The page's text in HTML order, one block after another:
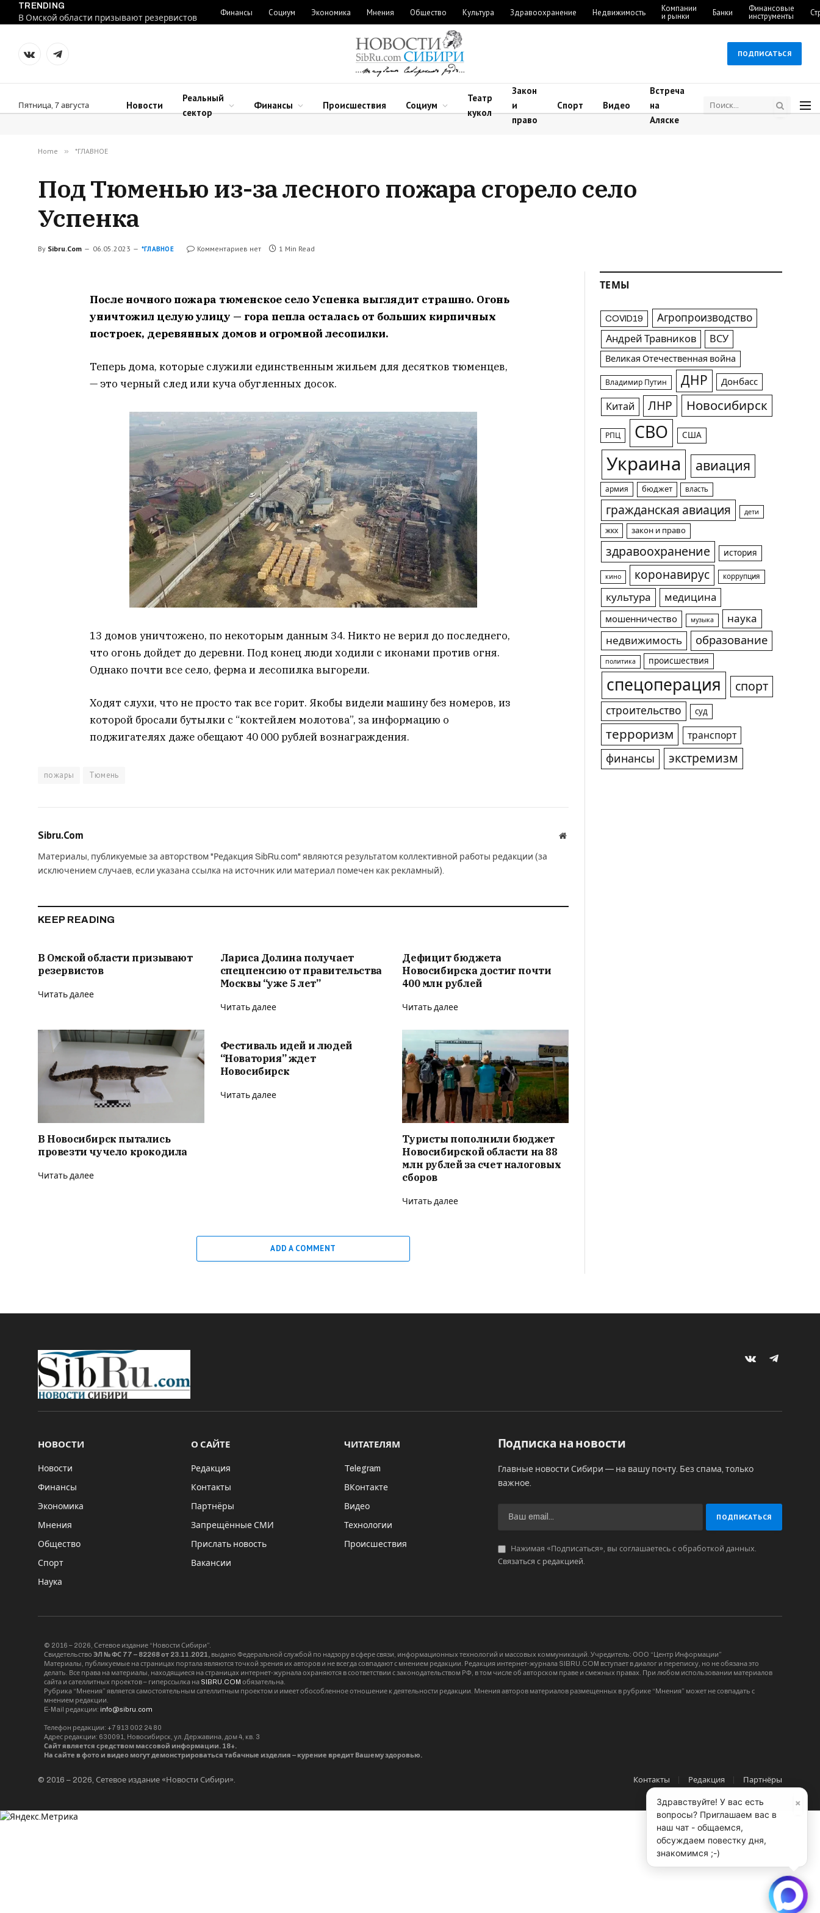
TRENDING
В Омской области призывают резервистов
Финансы Социум Экономика Мнения Общество Культура Здравоохранение Недвижимость Компании
и рынки Банки Финансовые
инструменты
VKontakteTelegram
ПОДПИСАТЬСЯ
Пятница, 7 августа Новости
Реальный
сектор
Финансы Происшествия Социум
Театр
кукол
Закон
и
право
Спорт Видео
Встреча
на
Аляске
Home » *ГЛАВНОЕ
Под Тюменью из-за лесного пожара сгорело село
Успенка
By Sibru.Com 06.05.2023 *ГЛАВНОЕ Комментариев нет 1 Min Read
После ночного пожара тюменское село Успенка выглядит страшно. Огонь
уничтожил целую улицу — гора пепла осталась от больших кирпичных
построек, деревянных домов и огромной лесопилки.
Теперь дома, которые служили единственным жильем для десятков тюменцев,
— это черный след или куча обугленных досок.
13 домов уничтожено, по некоторым данным 34. Никто не верил до последнего,
что огонь дойдет до деревни. Под конец люди ходили с иконами против огня.
Однако почти все село, ферма и лесопилка выгорели.
Ходят слухи, что не просто так все горит. Якобы видели машину без номеров, из
которой бросали бутылки с “коктейлем молотова”, за информацию о
поджигателях даже обещают 40 000 рублей вознаграждения.
пожары Тюмень
Sibru.Com Website
Материалы, публикуемые за авторством "Редакция SibRu.com" являются результатом коллективной работы редакции (за
исключением случаев, если указана ссылка на источник или материал помечен как рекламный).
KEEP READING
В Омской области призывают
резервистов
Читать далее
Лариса Долина получает
спецпенсию от правительства
Москвы “уже 5 лет”
Читать далее
Дефицит бюджета
Новосибирска достиг почти
400 млн рублей
Читать далее
В Новосибирск пытались
провезти чучело крокодила
Читать далее
Фестиваль идей и людей
“Новатория” ждет
Новосибирск
Читать далее
Туристы пополнили бюджет
Новосибирской области на 88
млн рублей за счет налоговых
сборов
Читать далее
ADD A COMMENT
ТЕМЫ
COVID19 Агропроизводство
Андрей Травников ВСУ
Великая Отечественная война
Владимир Путин ДНР Донбасс
Китай ЛНР Новосибирск
РПЦ СВО США
Украина авиация
армия бюджет власть
гражданская авиация дети
жкх закон и право
здравоохранение история
кино коронавирус коррупция
культура медицина
мошенничество музыка
наука
недвижимость
образование
политика происшествия
спецоперация спорт
строительство суд
терроризм транспорт
финансы экстремизм
VKontakteTelegram
НОВОСТИ
Новости
Финансы
Экономика
Мнения
Общество
Спорт
Наука
О САЙТЕ
Редакция
Контакты
Партнёры
Запрещённые СМИ
Прислать новость
Вакансии
ЧИТАТЕЛЯМ
Telegram
ВКонтакте
Видео
Технологии
Происшествия
Подписка на новости
Главные новости Сибири — на вашу почту. Без спама, только
важное.
Нажимая «Подписаться», вы соглашаетесь с обработкой данных.
Связаться с редакцией
© 2016 – 2026, Сетевое издание “Новости Сибири”.
Свидетельство ЭЛ № ФС 77 – 82268 от 23.11.2021, выдано Федеральной службой по надзору в сфере связи, информационных технологий и массовых коммуникаций. Учредитель: ООО “Центр Информации”
Материалы, публикуемые на страницах портала являются точкой зрения их авторов и не всегда совпадают с мнением редакции. Редакция интернет-журнала SIBRU.COM вступает в диалог и переписку, но не обязана это
делать. Все права на материалы, находящиеся на страницах интернет-журнала охраняются в соответствии с законодательством РФ, в том числе об авторском праве и смежных правах. При любом использовании материалов
сайта и сателлитных проектов – гиперссылка на SIBRU.COM обязательна.
Рубрика “Мнения” является самостоятельным сателлитным проектом и имеет обособленное отношение к деятельности редакции. Мнения авторов материалов размещенных в рубрике “Мнения” может не совпадать с
мнением редакции.
E-Mail редакции: info@sibru.com
Телефон редакции: +7 913 002 24 80
Адрес редакции: 630091, Новосибирск, ул. Державина, дом 4, кв. 3
Сайт является средством массовой информации. 18+.
На сайте в фото и видео могут демонстрироваться табачные изделия – курение вредит Вашему здоровью.
© 2016 – 2026, Сетевое издание «Новости Сибири». Контакты Редакция Партнёры
×
Здравствуйте! У вас есть
вопросы? Приглашаем вас в
наш чат - общаемся,
обсуждаем повестку дня,
знакомимся ;-)